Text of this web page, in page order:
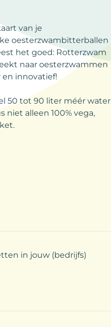
van je
oesterzwambitterballen
het goed: Rotterzwam
naar oesterzwammen
en innovatief!
50 tot 90 liter méér water
niet alleen 100% vega,
in jouw (bedrijfs)